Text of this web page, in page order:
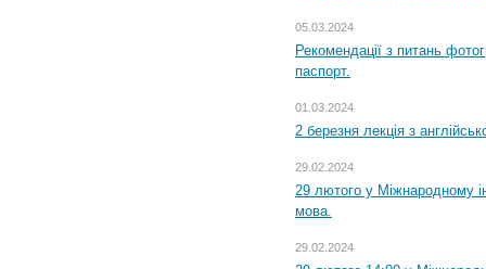
05.03.2024
Рекомендації з питань
паспорт.
01.03.2024
2 березня лекція з
29.02.2024
29 лютого у Міжнародному
мова.
29.02.2024